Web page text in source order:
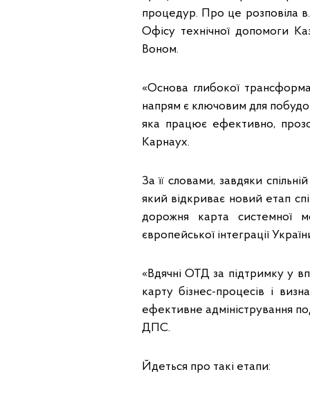
процедур. Про це розповіла
Офісу технічної допомоги
Воном.
«Основа глибокої
напрям є ключовим для
яка працює ефективно,
Карнаух.
За її словами, завдяки
який відкриває новий етап
дорожня карта системної
європейської інтеграції
«Вдячні ОТД за підтримку у
карту бізнес-процесів і
ефективне адміністрування
ДПС.
Йдеться про такі етапи: